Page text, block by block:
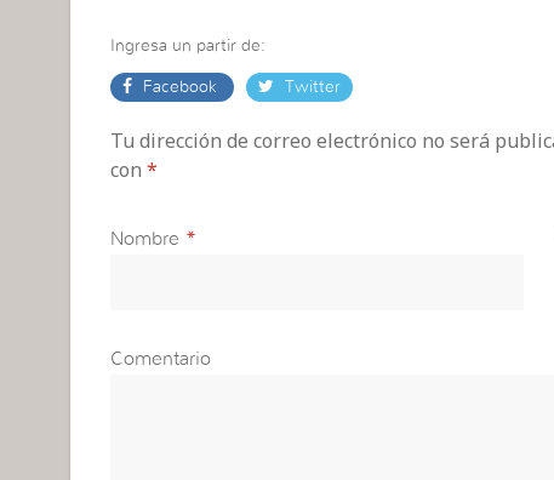
Ingresa un partir de:
Facebook Twitter
Tu dirección de correo electrónico no será
con *
Nombre *
Comentario